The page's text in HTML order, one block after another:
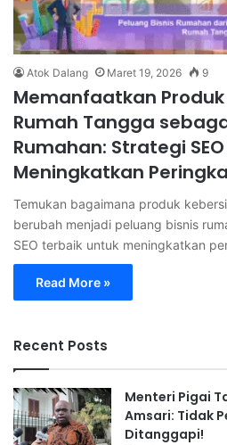
Atok Dalang Maret 19, 2026 9
Memanfaatkan
Rumah Tangga
Rumahan: Strategi
Meningkatkan
Temukan bagaimana produk
berubah menjadi peluang bisnis
SEO terbaik untuk meningkatkan
Read More »
Recent Posts
Menteri Pigai
Amsari: Tidak
Ditanggapi!